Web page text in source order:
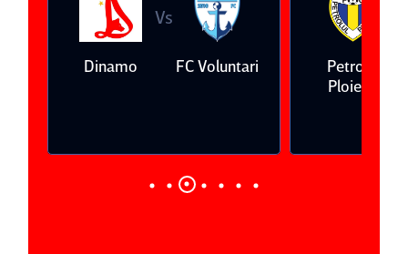
Dinamo
Vs
FC Voluntari
Petrolul
Ploieşti